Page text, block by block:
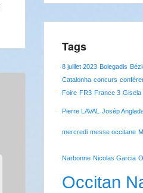
Tags
8 juillet 2023 Bolegadis
Catalonha concurs
Foire FR3 France 3 Gisela
Pierre LAVAL Josèp
mercredi messe occitane
Narbonne Nicolas Garcia
Occitan